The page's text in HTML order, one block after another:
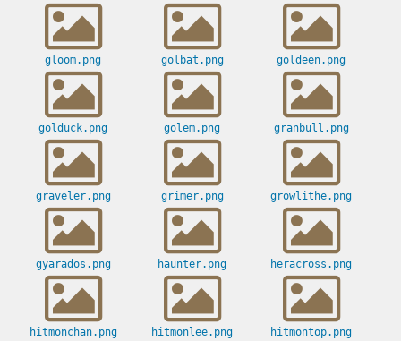
gloom.png golbat.png goldeen.png
golduck.png golem.png granbull.png
graveler.png grimer.png growlithe.png
gyarados.png haunter.png heracross.png
hitmonchan.png hitmonlee.png hitmontop.png